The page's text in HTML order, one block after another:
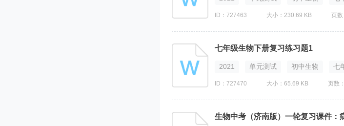
ID：727463 大小：230.69 KB 页
七年级生物下册复习练习题1
2021 单元测试 初中生物 七
ID：727470 大小：65.69 KB 页数
生物中考（济南版）一轮复习课件：